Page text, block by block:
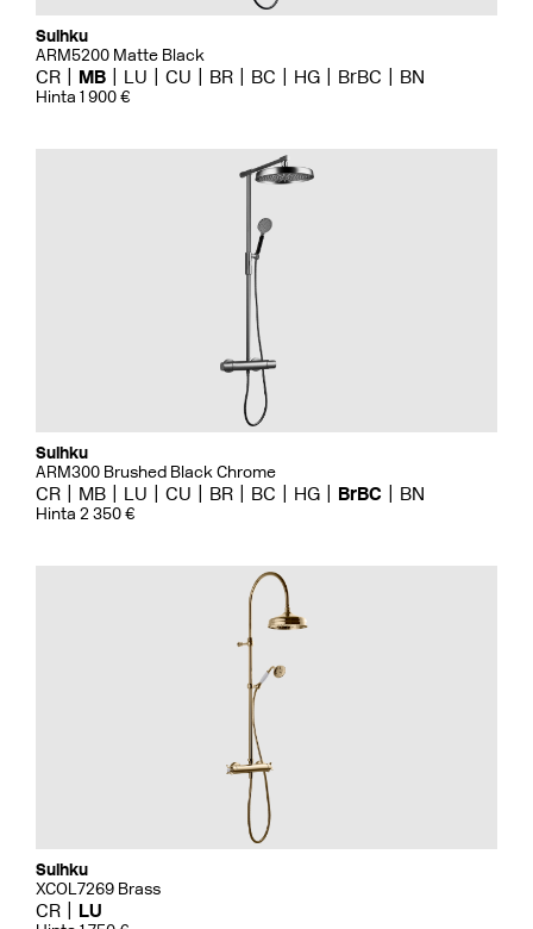
Suihku
ARM5200 Matte Black
CR MB LU CU BR BC HG BrBC BN
Hinta 1 900 €
Suihku
ARM300 Brushed Black Chrome
CR MB LU CU BR BC HG BrBC BN
Hinta 2 350 €
Suihku
XCOL7269 Brass
CR LU